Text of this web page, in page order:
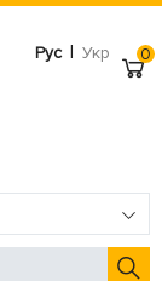
Рус | Укр 0